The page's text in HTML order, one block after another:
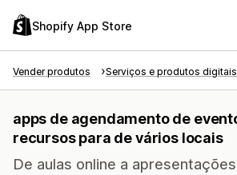
Shopify App Store
Vender produtos Serviços e produtos digitais
apps de agendamento de
recursos para de vários locais
De aulas online a